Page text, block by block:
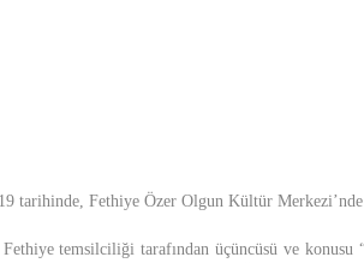
Fethiye Özer Olgun Kültür Merkezi’nde
temsilciliği tarafından üçüncüsü ve konusu